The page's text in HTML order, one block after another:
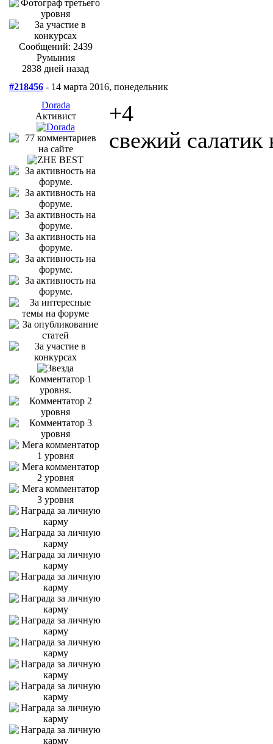
Сообщений: 2439
Румыния
2838 дней назад
#218456 - 14 марта 2016, понедельник
Dorada
Активист
+4
свежий салатик